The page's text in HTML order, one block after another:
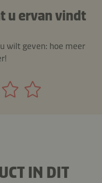
u ervan vindt
wilt geven: hoe meer
IN DIT